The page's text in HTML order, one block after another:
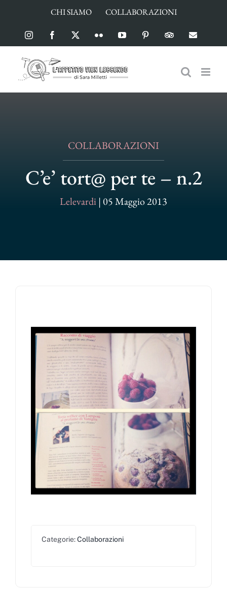
contenuto
CHI SIAMO COLLABORAZIONI
InstagramFacebook Flickr YouTube PinterestTripAdvisor
Email
COLLABORAZIONI
C’e’ tort@ per te – n.2
Lelevardi | 05 Maggio 2013
Categorie:Collaborazioni